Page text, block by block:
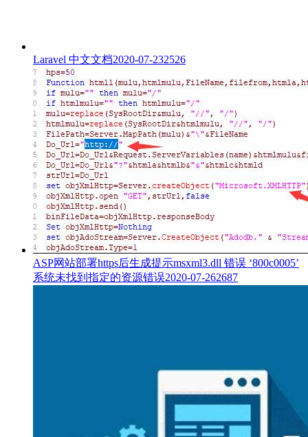
Laravel 中文文档2020-07-232526
ASP网站部署https后生成提示msxml3.dll 错误 ‘800c0005’
系统未找到指定的资源错误2020-07-262687